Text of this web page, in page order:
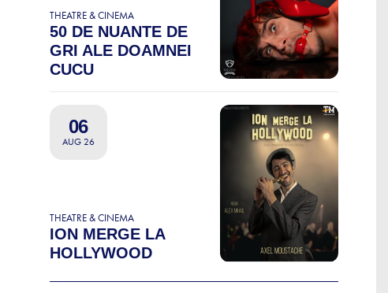
THEATRE & CINEMA
50 DE NUANTE DE
GRI ALE DOAMNEI
CUCU
06
AUG 26
THEATRE & CINEMA
ION MERGE LA
HOLLYWOOD